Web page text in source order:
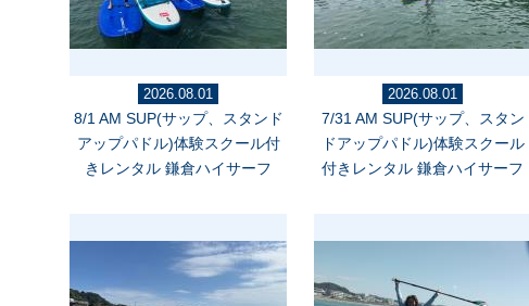
2026.08.01
8/1 AM SUP(サップ、スタンド
アップパドル)体験スクール付
きレンタル 鎌倉ハイサーフ
2026.08.01
7/31 AM SUP(サップ、スタン
ドアップパドル)体験スクール
付きレンタル 鎌倉ハイサーフ